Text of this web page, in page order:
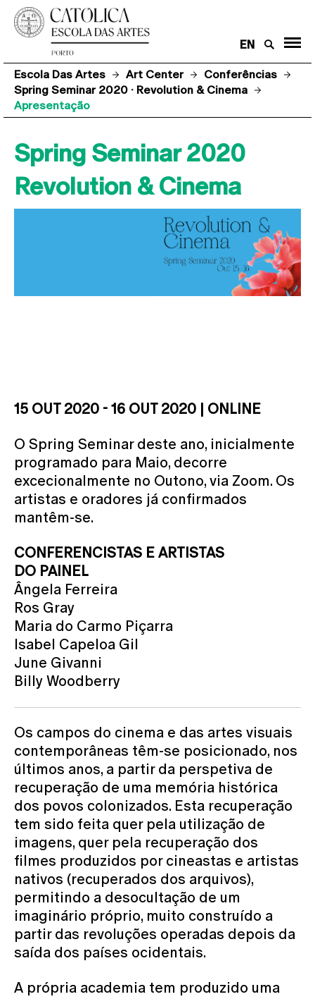
EN
Escola Das Artes Art Center
Conferências
Spring Seminar 2020 · Revolution & Cinema
Apresentação
Spring Seminar 2020
Revolution & Cinema
15 OUT 2020 - 16 OUT 2020 | ONLINE
O Spring Seminar deste ano, inicialmente
programado para Maio, decorre
excecionalmente no Outono, via Zoom. Os
artistas e oradores já confirmados
mantêm-se.
CONFERENCISTAS E ARTISTAS
DO PAINEL
Ângela Ferreira
Ros Gray
Maria do Carmo Piçarra
Isabel Capeloa Gil
June Givanni
Billy Woodberry
Os campos do cinema e das artes visuais
contemporâneas têm-se posicionado, nos
últimos anos, a partir da perspetiva de
recuperação de uma memória histórica
dos povos colonizados. Esta recuperação
tem sido feita quer pela utilização de
imagens, quer pela recuperação dos
filmes produzidos por cineastas e artistas
nativos (recuperados dos arquivos),
permitindo a desocultação de um
imaginário próprio, muito construído a
partir das revoluções operadas depois da
saída dos países ocidentais.
A própria academia tem produzido uma